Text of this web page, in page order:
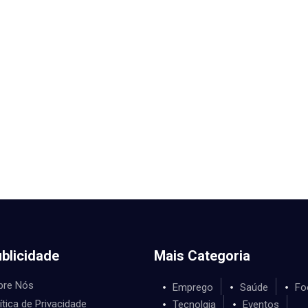
Nós
de Privacidade
Mais Categoria
Emprego Saúde
Tecnolgia
Eventos